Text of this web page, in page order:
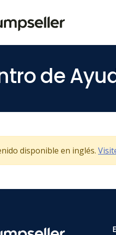
de
disponible en inglés.